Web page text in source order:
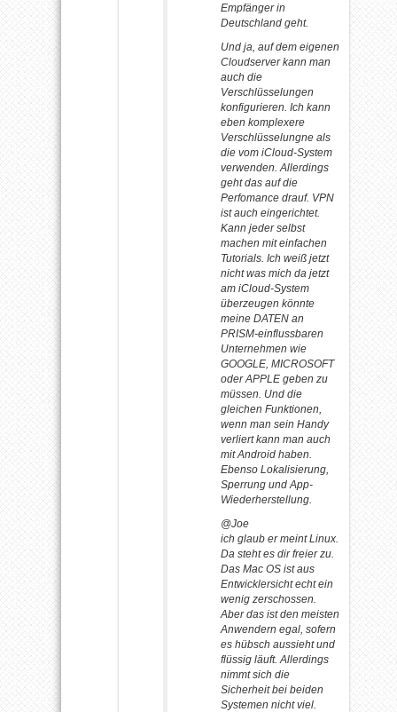
Empfänger in
Deutschland geht.
Und ja, auf dem eigenen
Cloudserver kann man
auch die
Verschlüsselungen
konfigurieren. Ich kann
eben komplexere
Verschlüsselungne als
die vom iCloud-System
verwenden. Allerdings
geht das auf die
Perfomance drauf. VPN
ist auch eingerichtet.
Kann jeder selbst
machen mit einfachen
Tutorials. Ich weiß jetzt
nicht was mich da jetzt
am iCloud-System
überzeugen könnte
meine DATEN an
PRISM-einflussbaren
Unternehmen wie
GOOGLE, MICROSOFT
oder APPLE geben zu
müssen. Und die
gleichen Funktionen,
wenn man sein Handy
verliert kann man auch
mit Android haben.
Ebenso Lokalisierung,
Sperrung und App-
Wiederherstellung.
@Joe
ich glaub er meint Linux.
Da steht es dir freier zu.
Das Mac OS ist aus
Entwicklersicht echt ein
wenig zerschossen.
Aber das ist den meisten
Anwendern egal, sofern
es hübsch aussieht und
flüssig läuft. Allerdings
nimmt sich die
Sicherheit bei beiden
Systemen nicht viel.